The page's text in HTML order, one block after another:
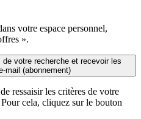
votre espace personnel,
».
votre recherche et recevoir les
mail (abonnement)
ressaisir les critères de votre
cela, cliquez sur le bouton